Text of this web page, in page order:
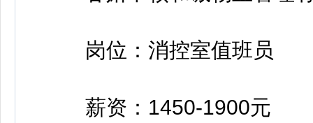
岗位：消控室值班员
薪资：1450-1900元